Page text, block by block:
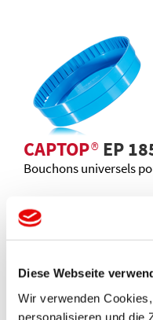
Diese Webseite
Wir verwenden
personalisieren und die
CAPTOP®EP
Bouchons universels